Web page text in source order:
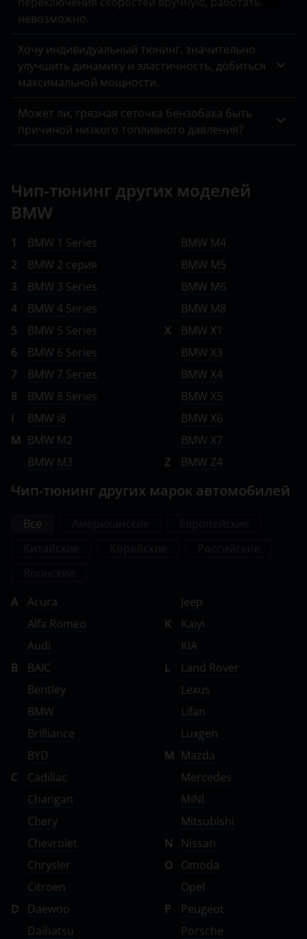
невозможно.
Хочу индивидуальный тюнинг, значительно
улучшить динамику и эластичность, добиться
максимальной мощности.
Может ли, грязная сеточка бензобака быть
причиной низкого топливного давления?
Чип-тюнинг других моделей
BMW
1
BMW 1 Series
2
BMW 2 серия
3
BMW 3 Series
4
BMW 4 Series
5
BMW 5 Series
6
BMW 6 Series
7
BMW 7 Series
8
BMW 8 Series
I
BMW i8
M BMW M2
BMW M3
BMW M4
BMW M5
BMW M6
BMW M8
X
BMW X1
BMW X3
BMW X4
BMW X5
BMW X6
BMW X7
Z
BMW Z4
Чип-тюнинг других марок автомобилей
Все
A
Acura
Alfa Romeo
Audi
B
BAIC
Bentley
BMW
Brilliance
BYD
C
Cadillac
Changan
Chery
Chevrolet
Chrysler
Citroen
D
Daewoo
Daihatsu
Jeep
K
Kaiyi
KIA
L
Land Rover
Lexus
Lifan
Luxgen
M Mazda
Mercedes
MINI
Mitsubishi
N
Nissan
O
Omoda
Opel
P
Peugeot
Porsche